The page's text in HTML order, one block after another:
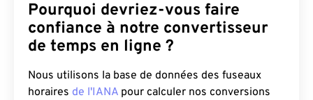
Pourquoi devriez-vous faire
confiance à notre convertisseur
de temps en ligne ?
Nous utilisons la base de données des fuseaux
horaires de l'IANA pour calculer nos conversions